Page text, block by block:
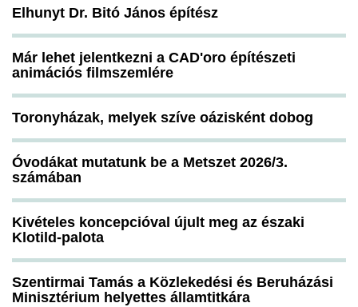
Elhunyt Dr. Bitó János építész
Már lehet jelentkezni a CAD'oro építészeti
animációs filmszemlére
Toronyházak, melyek szíve oázisként dobog
Óvodákat mutatunk be a Metszet 2026/3.
számában
Kivételes koncepcióval újult meg az északi
Klotild-palota
Szentirmai Tamás a Közlekedési és Beruházási
Minisztérium helyettes államtitkára